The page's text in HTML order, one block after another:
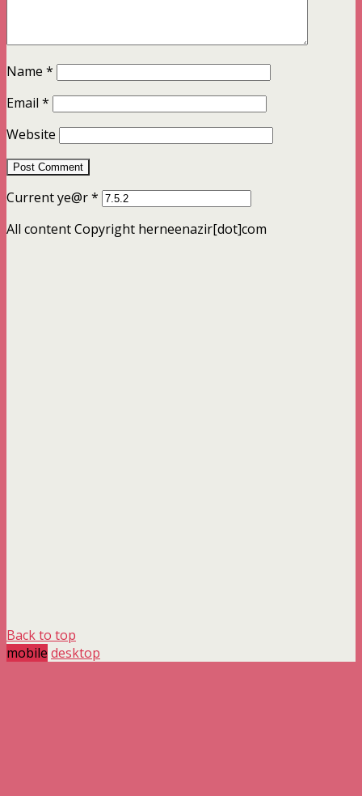
Name *
Email *
Website
Current ye@r*
All content Copyright herneenazir[dot]com
Back to top
mobile desktop